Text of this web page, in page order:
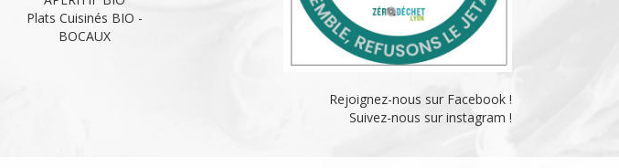
Plats Cuisinés BIO -
BOCAUX
Rejoignez-nous sur Facebook !
Suivez-nous sur instagram !